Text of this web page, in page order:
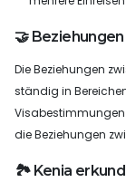
🤝
Die Beziehungen
ständig in
Visabestimmungen
die Beziehungen
🏞️ Kenia